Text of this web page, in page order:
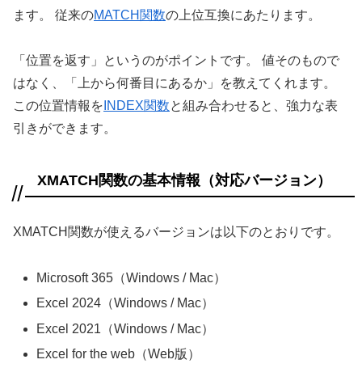
ます。 従来のMATCH関数の上位互換にあたります。
「位置を返す」というのがポイントです。 値そのもので
はなく、「上から何番目にあるか」を教えてくれます。
この位置情報を INDEX関数と組み合わせると、強力な表
引きができます。
XMATCH関数の基本情報（対応バージョン）
XMATCH関数が使えるバージョンは以下のとおりです。
Microsoft 365（Windows / Mac）
Excel 2024（Windows / Mac）
Excel 2021（Windows / Mac）
Excel for the web（Web版）